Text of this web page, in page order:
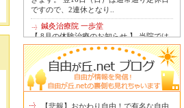
ですので、2連休となり..
鍼灸治療院 一歩堂
【 8月の体験治療のお知らせ 】 当院では
毎月第1月曜日を体験dayとし、当院の施
術をお得に体験し..
Le Monde Gourmand
今年も南アルプス @sachiblueberryfarm か
ら美味しいブルーベリーが😋
https://www.instagram.com/sachi..
【悲報】おかわり自由！で有名な自由